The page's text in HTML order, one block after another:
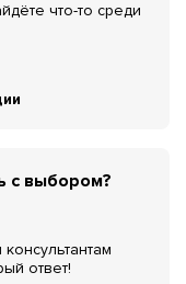
что-то среди
с выбором?
ответ!